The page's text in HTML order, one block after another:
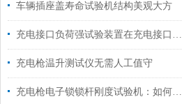
车辆插座盖寿命试验机结构美观大方
充电接口负荷强试验装置在充电接口质量控制中的核心地位
充电枪温升测试仪无需人工值守
充电枪电子锁锁杆刚度试验机：如何防止锁杆弯曲变形？